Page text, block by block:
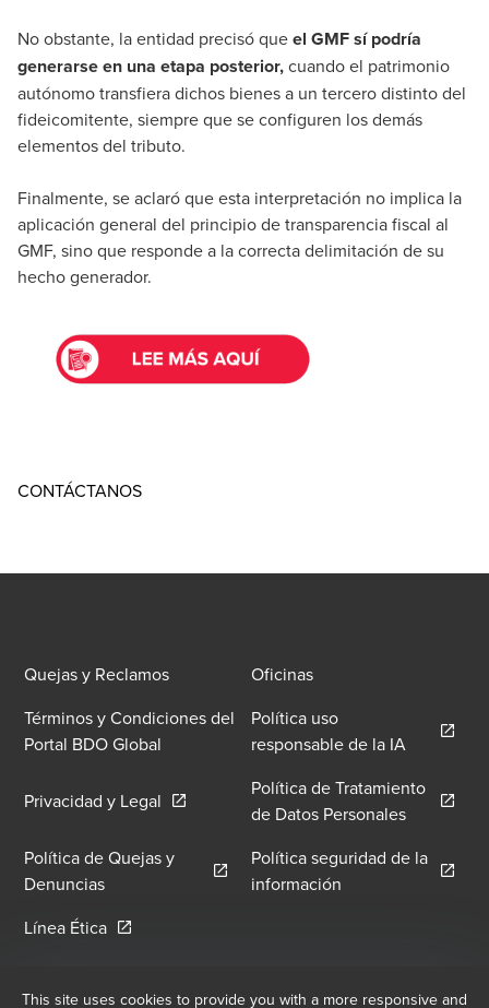
No obstante, la entidad precisó queel GMF sí podría
generarse en una etapa posterior,cuando el patrimonio
autónomo transfiera dichos bienes a un tercero distinto del
fideicomitente, siempre que se configuren los demás
elementos del tributo.
Finalmente, se aclaró que esta interpretación no implica la
aplicación general del principio de transparencia fiscal al
GMF, sino que responde a la correcta delimitación de su
hecho generador.
CONTÁCTANOS
Quejas y Reclamos
Oficinas
Términos y Condiciones del
Portal BDO Global
Política uso
responsable de la IA Opens in
Privacidad y Legal Opens in a new window/tab
Política de Tratamiento
de Datos PersonalesOpens in
Política de Quejas y
DenunciasOpens in a new window/tab
Política seguridad de la
información Opens in a new
Línea ÉticaOpens in a new window/tab
Registro de correo electrónico
This site uses cookies to provide you with a more responsive and